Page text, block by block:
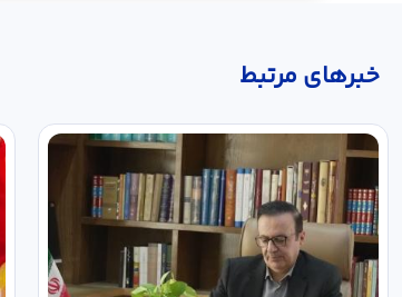
خبر‌های مرتبط